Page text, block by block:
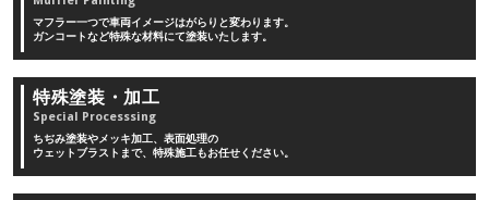
マフラー一つで車両イメージはがらりと変わります。
ガンコートなど特殊な材料にて塗装いたします。
特殊塗装・加工
Special Processsing
ちぢみ塗装やメッキ加工、表面処理の
ウェットブラストまで、特殊施工もお任せください。